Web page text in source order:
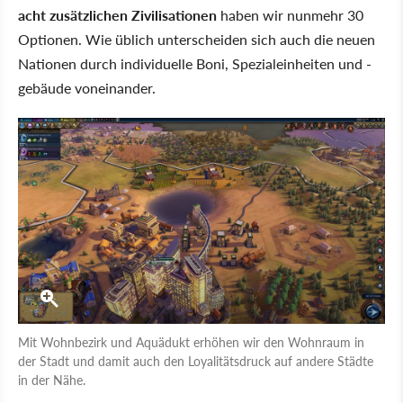
acht zusätzlichen Zivilisationen haben wir nunmehr 30
Optionen. Wie üblich unterscheiden sich auch die neuen
Nationen durch individuelle Boni, Spezialeinheiten und -
gebäude voneinander.
Mit Wohnbezirk und Aquädukt erhöhen wir den Wohnraum in
der Stadt und damit auch den Loyalitätsdruck auf andere Städte
in der Nähe.